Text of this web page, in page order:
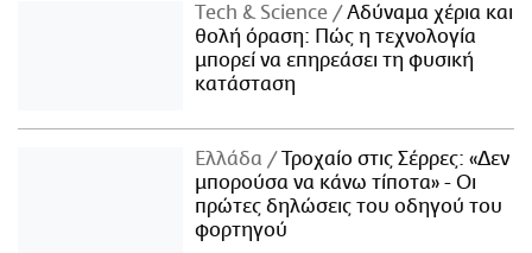
Τech & Science
Αδύναμα χέρια και
θολή όραση: Πώς η τεχνολογία
μπορεί να επηρεάσει τη φυσική
κατάσταση
Ελλάδα
Τροχαίο στις Σέρρες: «Δεν
μπορούσα να κάνω τίποτα» - Οι
πρώτες δηλώσεις του οδηγού του
φορτηγού